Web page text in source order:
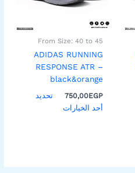
From Size: 40 to 45
ADIDAS RUNNING
RESPONSE ATR –
black&orange
750,00EGP
تحديد
أحد الخيارات
اختيار
صفحة
المنتج